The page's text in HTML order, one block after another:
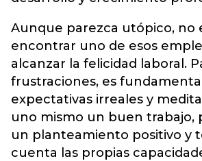
Aunque parezca utópico, no
encontrar uno de esos
alcanzar la felicidad laboral.
frustraciones, es
expectativas irreales y
uno mismo un buen trabajo,
un planteamiento positivo y
cuenta las propias